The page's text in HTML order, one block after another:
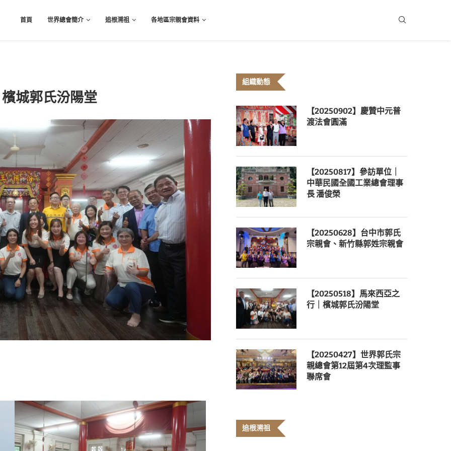
首頁 世界總會簡介 追根溯祖 各地區宗親會資料
城郭氏汾陽堂
組織動態
【20250902】慶贊中元普
渡法會圓滿
【20250817】參訪單位｜
中華民國全國工業總會理事
長 潘俊榮
【20250628】台中市郭氏
宗親會、新竹縣郭姓宗親會
【20250518】馬來西亞之
行｜檳城郭氏汾陽堂
【20250427】世界郭氏宗
親總會第12屆第4次理監事
聯席會
追根溯祖